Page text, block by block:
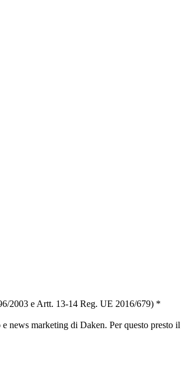
2003 e Artt. 13-14 Reg. UE 2016/679) *
news marketing di Daken. Per questo presto il